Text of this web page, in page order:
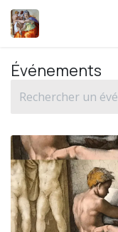
Se rendre au contenu
Événements